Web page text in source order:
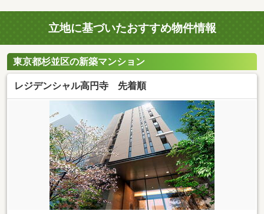
立地に基づいたおすすめ物件情報
東京都杉並区の新築マンション
レジデンシャル高円寺 先着順